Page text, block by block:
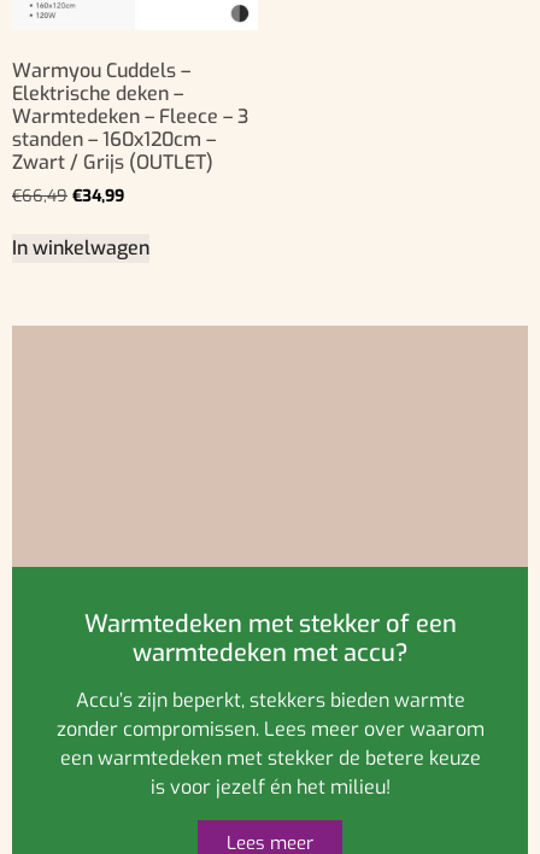
Warmyou Cuddels –
Elektrische deken –
Warmtedeken – Fleece – 3
standen – 160x120cm –
Zwart / Grijs (OUTLET)
€66,49 €34,99
In winkelwagen
Warmtedeken met stekker of een
warmtedeken met accu?
Accu’s zijn beperkt, stekkers bieden warmte
zonder compromissen. Lees meer over waarom
een warmtedeken met stekker de betere keuze
is voor jezelf én het milieu!
Lees meer